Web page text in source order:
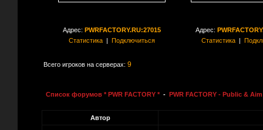
Адрес: PWRFACTORY.RU:27015
Статистика| Подключиться
Адрес:
Статистика|
Всего игроков на серверах: 9
Список форумов * PWR FACTORY * - PWR FACTORY - Public &
Автор